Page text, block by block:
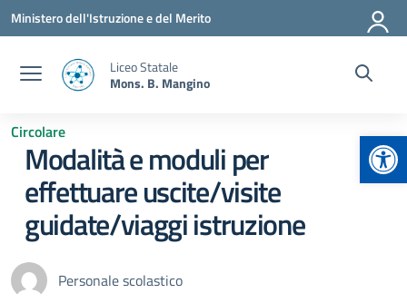
Vai ai contenuti
Vai al menu di navigazione
Vai al footer
Ministero dell'Istruzione e del Merito
Liceo Statale
Mons. B. Mangino
Circolare
Modalità e moduli per
effettuare uscite/visite
guidate/viaggi istruzione
Personale scolastico